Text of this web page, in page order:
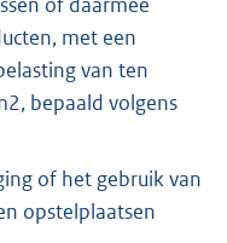
of daarmee
met een
van ten
bepaald volgens
of het gebruik van
opstelplaatsen